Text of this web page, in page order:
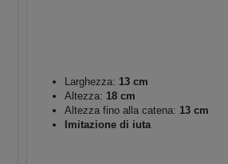
Larghezza: 13 cm
Altezza: 18 cm
Altezza fino alla catena: 13 cm
Imitazione di iuta